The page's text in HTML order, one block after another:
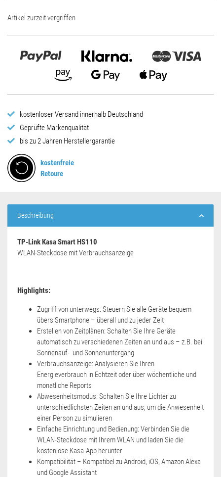
Artikel zurzeit vergriffen
kostenloser Versand innerhalb Deutschland
Geprüfte Markenqualität
bis zu 2 Jahren Herstellergarantie
kostenfreie
Retoure
Beschreibung
TP-Link Kasa Smart HS110
WLAN-Steckdose mit Verbrauchsanzeige
Highlights:
Zugriff von unterwegs: Steuern Sie alle Geräte bequem
übers Smartphone – überall und zu jeder Zeit
Erstellen von Zeitplänen: Schalten Sie Ihre Geräte
automatisch zu verschiedenen Zeiten an und aus – z.B. bei
Sonnenauf- und Sonnenuntergang
Verbrauchsanzeige: Analysieren Sie Ihren
Energieverbrauch in Echtzeit oder über wöchentliche und
monatliche Reports
Abwesenheitsmodus: Schalten Sie Ihre Lichter zu
unterschiedlichsten Zeiten an und aus, um die Anwesenheit
einer Person zu simulieren
Einfache Einrichtung und Bedienung: Verbinden Sie die
WLAN-Steckdose mit Ihrem WLAN und laden Sie die
kostenlose Kasa-App herunter
Kompatibilität – Kompatibel zu Android, iOS, Amazon Alexa
und Google Assistant